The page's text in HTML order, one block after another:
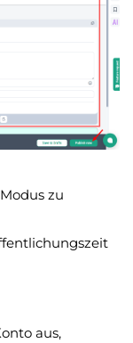
zu
aus,